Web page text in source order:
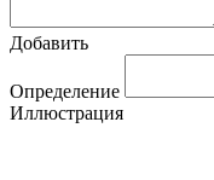
Добавить
Определение
Иллюстрация